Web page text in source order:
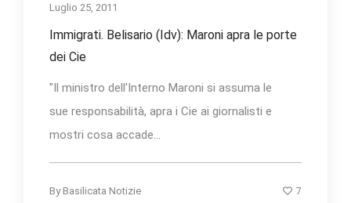
Luglio 25, 2011
Immigrati. Belisario (Idv): Maroni apra le porte
dei Cie
"Il ministro dell'Interno Maroni si assuma le
sue responsabilità, apra i Cie ai giornalisti e
mostri cosa accade...
By Basilicata Notizie 7